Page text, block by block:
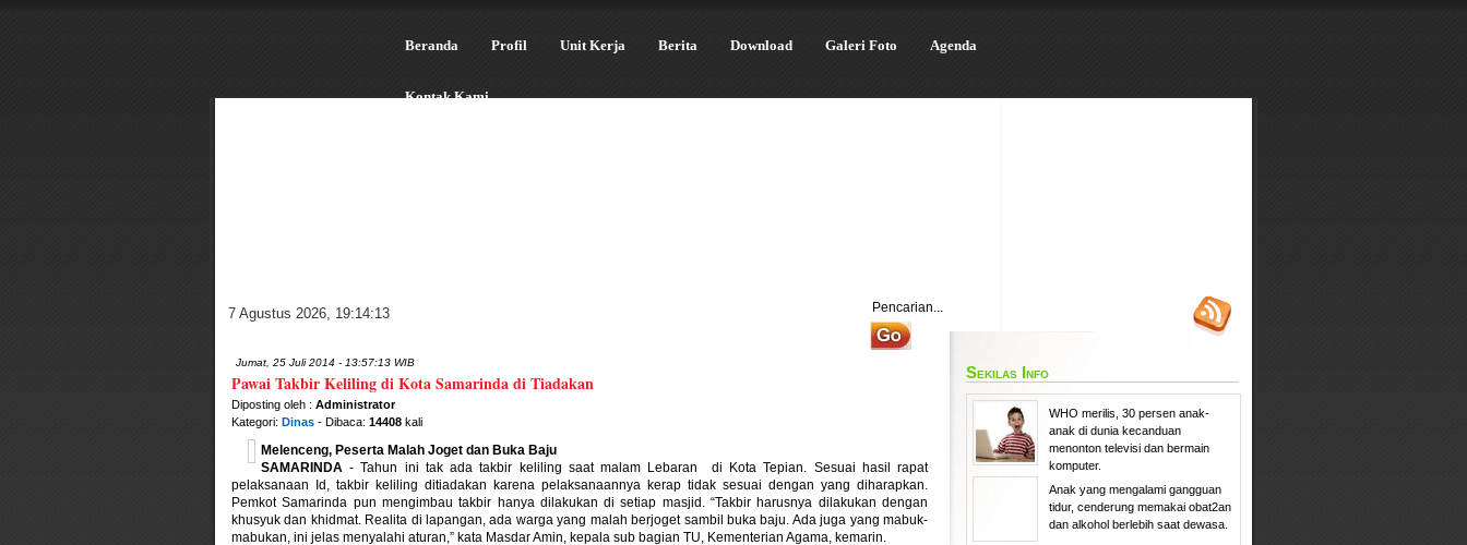
Beranda Profil Unit Kerja Berita Download Galeri Foto Agenda
Kontak Kami
7 Agustus 2026, 19:14:13
Jumat, 25 Juli 2014 - 13:57:13 WIB
Pawai Takbir Keliling di Kota Samarinda di Tiadakan
Diposting oleh : Administrator
Kategori: Dinas - Dibaca: 14408 kali
Melenceng, Peserta Malah Joget dan Buka Baju
SAMARINDA - Tahun ini tak ada takbir keliling saat malam Lebaran di Kota Tepian. Sesuai hasil rapat
pelaksanaan Id, takbir keliling ditiadakan karena pelaksanaannya kerap tidak sesuai dengan yang diharapkan.
Pemkot Samarinda pun mengimbau takbir hanya dilakukan di setiap masjid. “Takbir harusnya dilakukan dengan
khusyuk dan khidmat. Realita di lapangan, ada warga yang malah berjoget sambil buka baju. Ada juga yang mabuk-
mabukan, ini jelas menyalahi aturan,” kata Masdar Amin, kepala sub bagian TU, Kementerian Agama, kemarin.
Sekilas Info
WHO merilis, 30 persen anak-
anak di dunia kecanduan
menonton televisi dan bermain
komputer.
Anak yang mengalami gangguan
tidur, cenderung memakai obat2an
dan alkohol berlebih saat dewasa.